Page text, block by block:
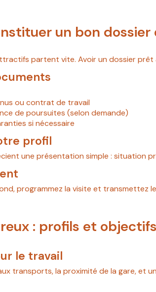
un bon dossier
partent vite. Avoir un dossier prêt
ou contrat de travail
de poursuites (selon demande)
si nécessaire
profil
une présentation simple : situation
programmez la visite et
: profils et objectifs
le travail
transports, la proximité de la gare, et